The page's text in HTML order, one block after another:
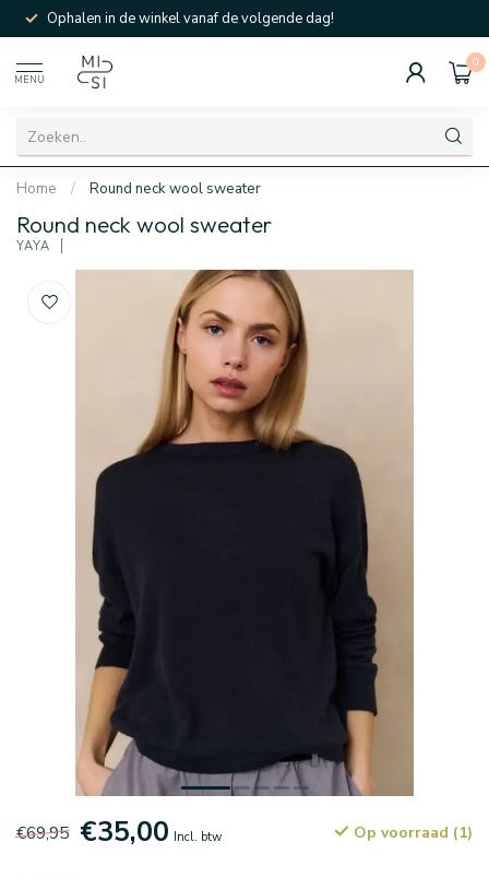
Ophalen in de winkel vanaf de volgende dag!
MENU
0
Home / Round neck wool sweater
Round neck wool sweater
YAYA
€69,95 €35,00 Incl. btw Op voorraad (1)